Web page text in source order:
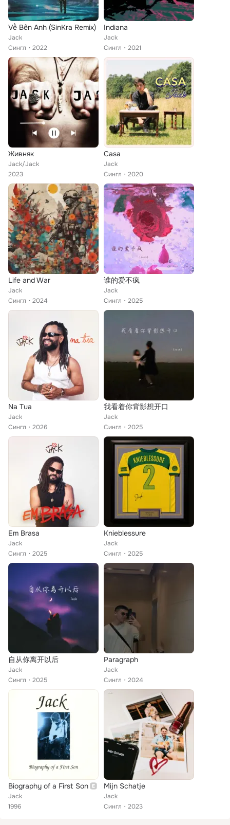
Về Bên Anh (SinKra Remix)
Jack
Сингл
2022
Indiana
Jack
Сингл
2021
Живняк
Jack/Jack
2023
Casa
Jack
Сингл
2020
Life and War
Jack
Сингл
2024
谁的爱不疯
Jack
Сингл
2025
Na Tua
Jack
Сингл
2026
我看着你背影想开口
Jack
Сингл
2025
Em Brasa
Jack
Сингл
2025
Knieblessure
Jack
Сингл
2025
自从你离开以后
Jack
Сингл
2025
Paragraph
Jack
Сингл
2024
Biography of a First Son
Jack
1996
Mijn Schatje
Jack
Сингл
2023